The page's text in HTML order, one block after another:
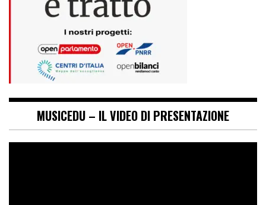
MUSICEDU – IL VIDEO DI PRESENTAZIONE